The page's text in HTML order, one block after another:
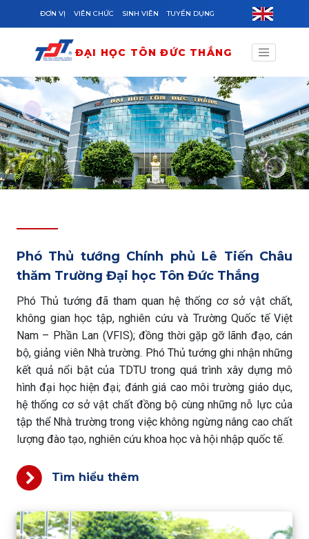
Skip to main content
ĐƠN VỊ VIÊN CHỨC SINH VIÊN TUYỂN DỤNG
ĐẠI HỌC TÔN ĐỨC THẮNG
Phó Thủ tướng Chính phủ Lê Tiến Châu
thăm Trường Đại học Tôn Đức Thắng
Phó Thủ tướng đã tham quan hệ thống cơ sở vật chất,
không gian học tập, nghiên cứu và Trường Quốc tế Việt
Nam – Phần Lan (VFIS); đồng thời gặp gỡ lãnh đạo, cán
bộ, giảng viên Nhà trường. Phó Thủ tướng ghi nhận những
kết quả nổi bật của TDTU trong quá trình xây dựng mô
hình đại học hiện đại; đánh giá cao môi trường giáo dục,
hệ thống cơ sở vật chất đồng bộ cùng những nỗ lực của
tập thể Nhà trường trong việc không ngừng nâng cao chất
lượng đào tạo, nghiên cứu khoa học và hội nhập quốc tế.
Tìm hiểu thêm